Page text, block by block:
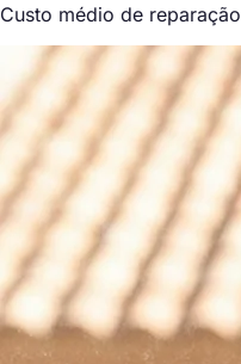
Custo médio de reparação